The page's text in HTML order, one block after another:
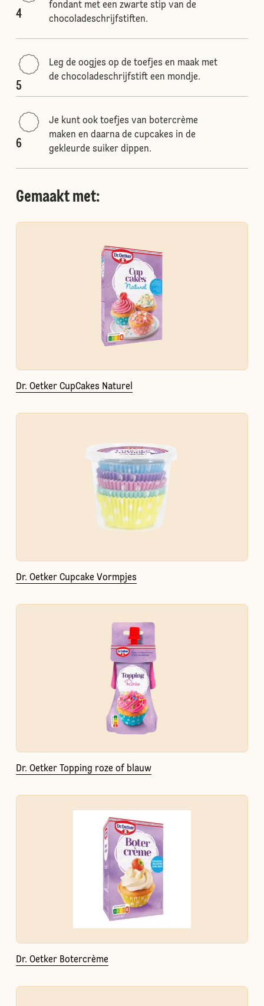
4
fondant met een zwarte stip van de
chocoladeschrijfstiften.
5
Leg de oogjes op de toefjes en maak met
de chocoladeschrijfstift een mondje.
6
Je kunt ook toefjes van botercrème
maken en daarna de cupcakes in de
gekleurde suiker dippen.
Gemaakt met:
Dr. Oetker CupCakes Naturel
Dr. Oetker Cupcake Vormpjes
Dr. Oetker Topping roze of blauw
Dr. Oetker Botercrème